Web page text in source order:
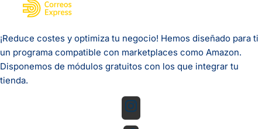
¡Reduce costes y optimiza tu negocio! Hemos diseñado para ti
un programa compatible con marketplaces como Amazon.
Disponemos de módulos gratuitos con los que integrar tu
tienda.